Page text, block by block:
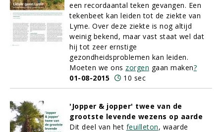
een recordaantal teken gevangen. Een
tekenbeet kan leiden tot de ziekte van
Lyme. Over deze ziekte is nog altijd
weinig bekend, maar vast staat wel dat
hij tot zeer ernstige
gezondheidsproblemen kan leiden.
Moeten we ons zorgen gaan maken?
01-08-2015
10 sec
'Jopper & jopper' twee van de
grootste levende wezens op aarde
Dit deel van het feuilleton, waarde